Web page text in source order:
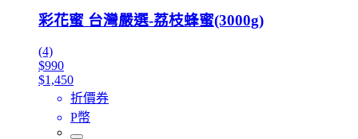
彩花蜜 台灣嚴選-荔枝蜂蜜(3000g)
(4)
$990
$1,450
折價券
P幣